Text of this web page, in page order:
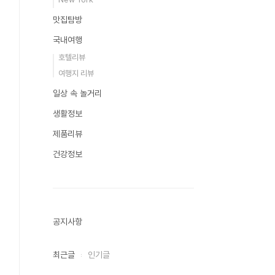
맛집탐방
국내여행
호텔리뷰
여행지 리뷰
일상 속 놀거리
생활정보
제품리뷰
건강정보
공지사항
최근글 인기글